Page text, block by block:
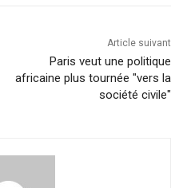
Article suivant
Paris veut une politique
africaine plus tournée "vers la
société civile"